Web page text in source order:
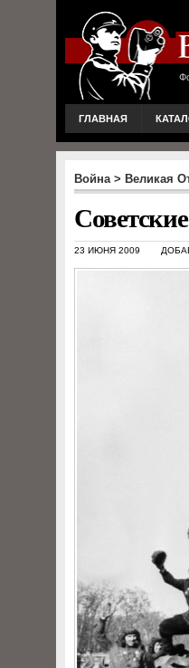
ГЛАВНАЯ
Война> Великая
23 ИЮНЯ 2009